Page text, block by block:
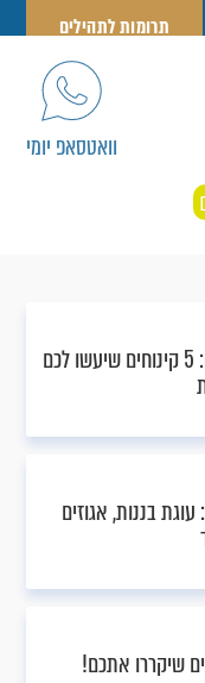
תרומות לתהילים
וואטסאפ יומי
מתוק בלב ובנשמה: 5 קינוחים שיעשו לכם
בננות, אגוזים
שיקררו אתכם!